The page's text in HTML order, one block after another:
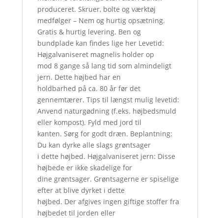
produceret. Skruer, bolte og værktøj
medfølger – Nem og hurtig opsætning.
Gratis & hurtig levering. Ben og
bundplade kan findes lige her Levetid:
Højgalvaniseret magnelis holder op
mod 8 gange så lang tid som almindeligt
jern. Dette højbed har en
holdbarhed på ca. 80 år før det
gennemtærer. Tips til længst mulig levetid:
Anvend naturgødning (f.eks. højbedsmuld
eller kompost). Fyld med jord til
kanten. Sørg for godt dræn. Beplantning:
Du kan dyrke alle slags grøntsager
i dette højbed. Højgalvaniseret jern: Disse
højbede er ikke skadelige for
dine grøntsager. Grøntsagerne er spiselige
efter at blive dyrket i dette
højbed. Der afgives ingen giftige stoffer fra
højbedet til jorden eller